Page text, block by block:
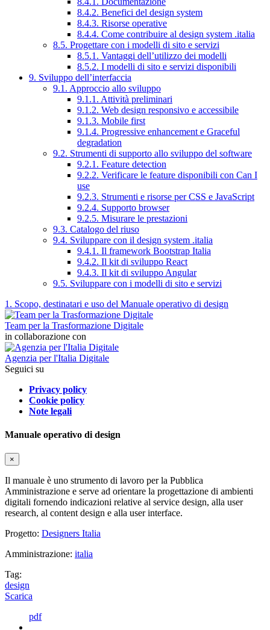
8.4.2. Benefici del design system
8.4.3. Risorse operative
8.4.4. Come contribuire al design system .italia
8.5. Progettare con i modelli di sito e servizi
8.5.1. Vantaggi dell’utilizzo dei modelli
8.5.2. I modelli di sito e servizi disponibili
9. Sviluppo dell’interfaccia
9.1. Approccio allo sviluppo
9.1.1. Attività preliminari
9.1.2. Web design responsivo e accessibile
9.1.3. Mobile first
9.1.4. Progressive enhancement e Graceful
degradation
9.2. Strumenti di supporto allo sviluppo del software
9.2.1. Feature detection
9.2.2. Verificare le feature disponibili con Can I
use
9.2.3. Strumenti e risorse per CSS e JavaScript
9.2.4. Supporto browser
9.2.5. Misurare le prestazioni
9.3. Catalogo del riuso
9.4. Sviluppare con il design system .italia
9.4.1. Il framework Bootstrap Italia
9.4.2. Il kit di sviluppo React
9.4.3. Il kit di sviluppo Angular
9.5. Sviluppare con i modelli di sito e servizi
1. Scopo, destinatari e uso del Manuale operativo di design
Team per la Trasformazione Digitale
in collaborazione con
Agenzia per l'Italia Digitale
Seguici su
Privacy policy
Cookie policy
Note legali
Manuale operativo di design
×
Il manuale è uno strumento di lavoro per la Pubblica
Amministrazione e serve ad orientare la progettazione di ambienti
digitali fornendo indicazioni relative al service design, alla user
research, al content design e alla user interface.
Progetto: Designers Italia
Amministrazione: italia
Tag:
design
Scarica
pdf